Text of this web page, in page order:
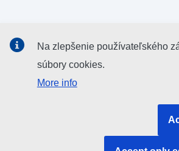
Kanály EÚ nasociálnych médiách
Na zlepšenie používateľského
súbory cookies.
More info